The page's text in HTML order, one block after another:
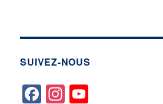
SUIVEZ-NOUS